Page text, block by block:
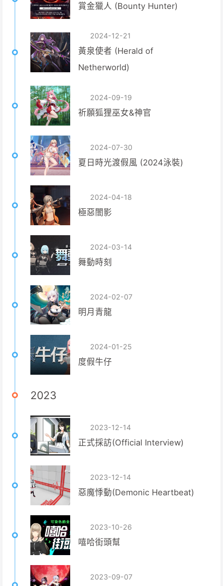
賞金獵人 (Bounty Hunter)
2024-12-21
黃泉使者 (Herald of
Netherworld)
2024-09-19
祈願狐狸巫女&神官
2024-07-30
夏日時光渡假風 (2024泳裝)
2024-04-18
極惡闇影
2024-03-14
舞動時刻
2024-02-07
明月青龍
2024-01-25
度假牛仔
2023
2023-12-14
正式採訪(Official Interview)
2023-12-14
惡魔悸動(Demonic Heartbeat)
2023-10-26
嘻哈街頭幫
2023-09-07